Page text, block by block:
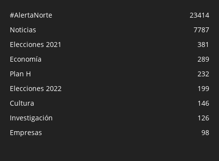
#AlertaNorte
23414
Noticias
7787
Elecciones 2021
381
Economía
289
Plan H
232
Elecciones 2022
199
Cultura
146
Investigación
126
Empresas
98